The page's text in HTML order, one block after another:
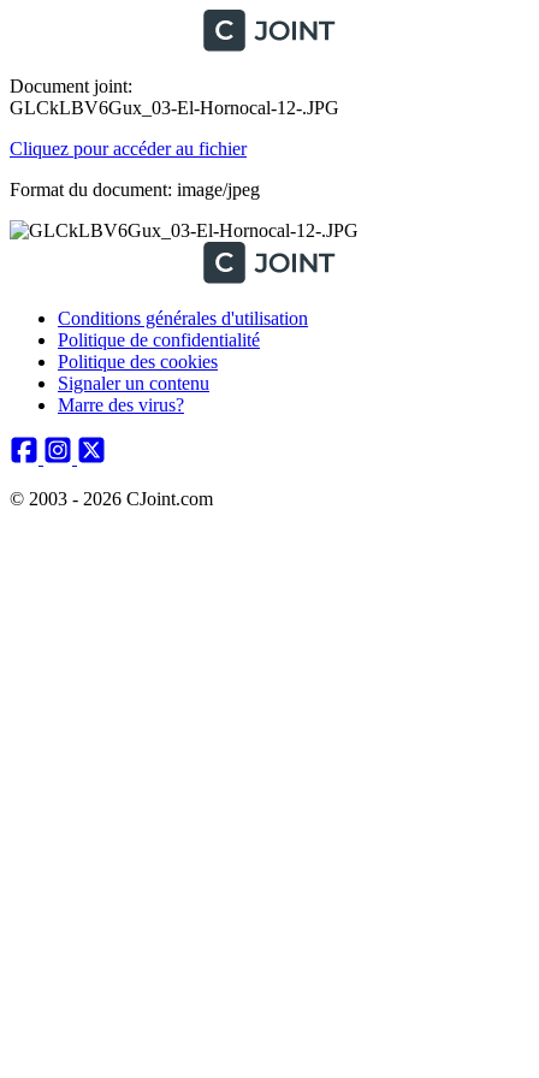
Document joint:
GLCkLBV6Gux_03-El-Hornocal-12-.JPG
Cliquez pour accéder au fichier
Format du document: image/jpeg
Conditions générales d'utilisation
Politique de confidentialité
Politique des cookies
Signaler un contenu
Marre des virus?
© 2003 - 2026 CJoint.com